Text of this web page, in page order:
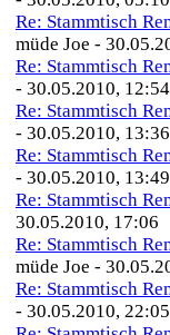
Re: Stammtisch
müde Joe -
Re: Stammtisch
- 30.05.2010, 12:54
Re: Stammtisch
- 30.05.2010, 13:36
Re: Stammtisch
- 30.05.2010, 13:49
Re: Stammtisch
30.05.2010, 17:06
Re: Stammtisch
müde Joe -
Re: Stammtisch
- 30.05.2010, 22:05